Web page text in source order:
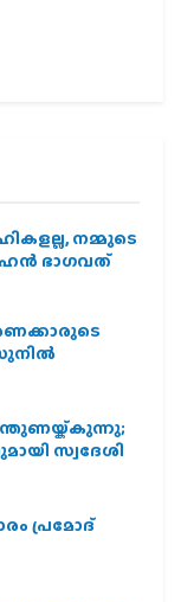
നമ്മുടെ
ഭാഗവത്
സുനിൽ
സ്വദേശി
പ്രമോദ്